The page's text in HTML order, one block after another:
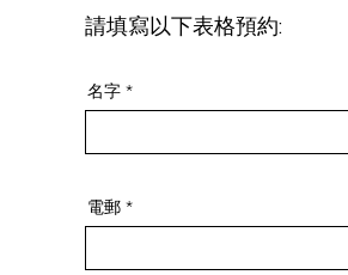
請填寫以下表格預約:
名字
電郵